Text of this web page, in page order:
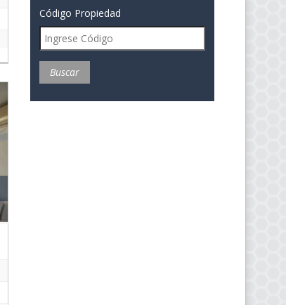
Código Propiedad